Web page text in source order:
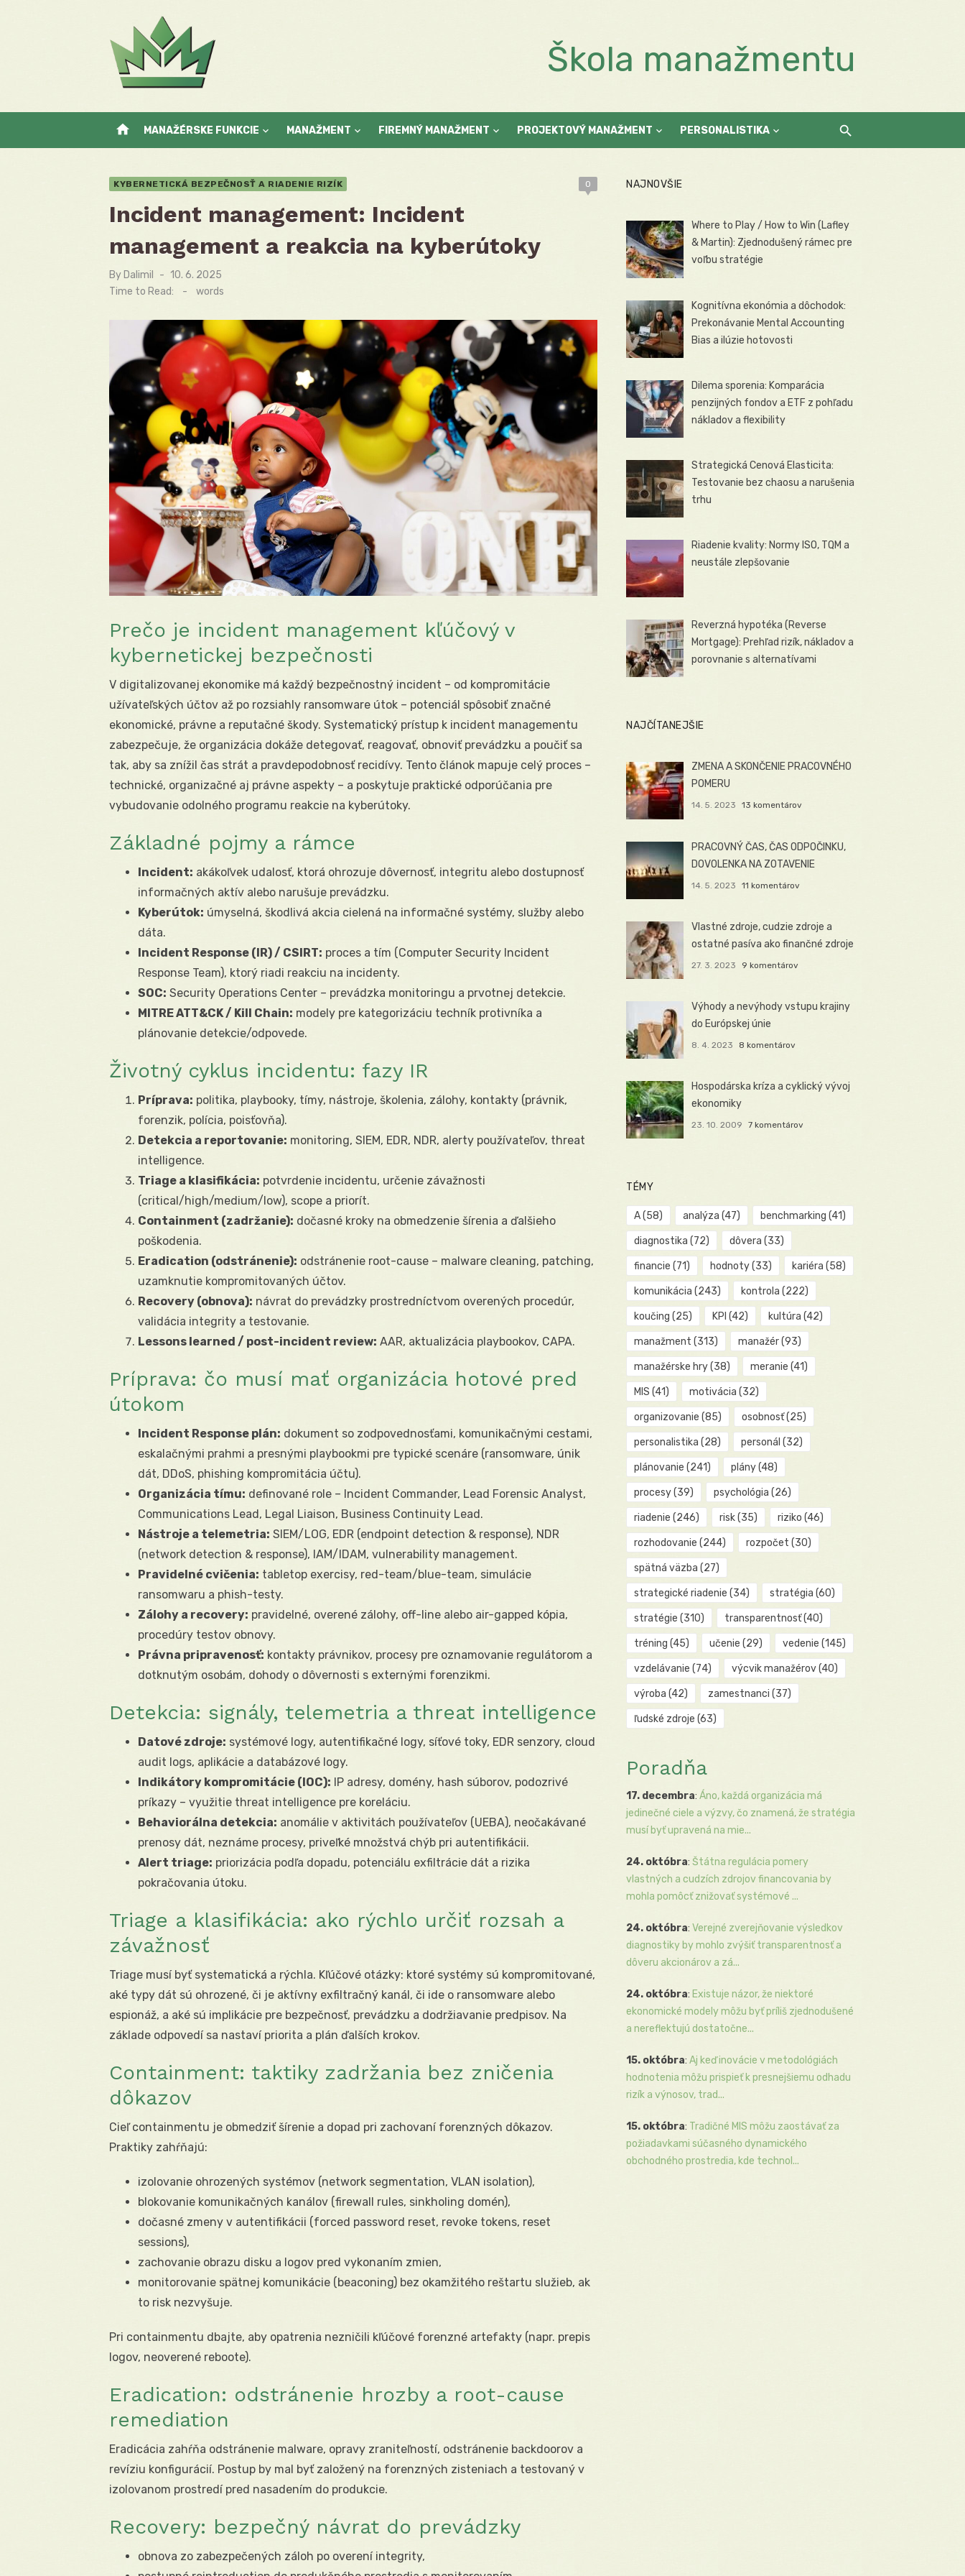
Škola manažmentu
home MANAŽÉRSKE FUNKCIE MANAŽMENT FIREMNÝ MANAŽMENT PROJEKTOVÝ MANAŽMENT PERSONALISTIKA
KYBERNETICKÁ BEZPEČNOSŤ A RIADENIE RIZÍK 0
Incident management: Incident
management a reakcia na kyberútoky
By Dalimil
Posted
on
10. 6. 2025
Time to Read:
- words
Prečo je incident management kľúčový v
kybernetickej bezpečnosti
V digitalizovanej ekonomike má každý bezpečnostný incident – od kompromitácie
užívateľských účtov až po rozsiahly ransomware útok – potenciál spôsobiť značné
ekonomické, právne a reputačné škody. Systematický prístup k incident managementu
zabezpečuje, že organizácia dokáže detegovať, reagovať, obnoviť prevádzku a poučiť sa
tak, aby sa znížil čas strát a pravdepodobnosť recidívy. Tento článok mapuje celý proces –
technické, organizačné aj právne aspekty – a poskytuje praktické odporúčania pre
vybudovanie odolného programu reakcie na kyberútoky.
Základné pojmy a rámce
Incident: akákoľvek udalosť, ktorá ohrozuje dôvernosť, integritu alebo dostupnosť
informačných aktív alebo narušuje prevádzku.
Kyberútok: úmyselná, škodlivá akcia cielená na informačné systémy, služby alebo
dáta.
Incident Response (IR) / CSIRT: proces a tím (Computer Security Incident
Response Team), ktorý riadi reakciu na incidenty.
SOC: Security Operations Center – prevádzka monitoringu a prvotnej detekcie.
MITRE ATT&CK / Kill Chain: modely pre kategorizáciu techník protivníka a
plánovanie detekcie/odpovede.
Životný cyklus incidentu: fazy IR
Príprava: politika, playbooky, tímy, nástroje, školenia, zálohy, kontakty (právnik,
forenzik, polícia, poisťovňa).
Detekcia a reportovanie: monitoring, SIEM, EDR, NDR, alerty používateľov, threat
intelligence.
Triage a klasifikácia: potvrdenie incidentu, určenie závažnosti
(critical/high/medium/low), scope a priorít.
Containment (zadržanie): dočasné kroky na obmedzenie šírenia a ďalšieho
poškodenia.
Eradication (odstránenie): odstránenie root-cause – malware cleaning, patching,
uzamknutie kompromitovaných účtov.
Recovery (obnova): návrat do prevádzky prostredníctvom overených procedúr,
validácia integrity a testovanie.
Lessons learned / post-incident review: AAR, aktualizácia playbookov, CAPA.
Príprava: čo musí mať organizácia hotové pred
útokom
Incident Response plán: dokument so zodpovednosťami, komunikačnými cestami,
eskalačnými prahmi a presnými playbookmi pre typické scenáre (ransomware, únik
dát, DDoS, phishing kompromitácia účtu).
Organizácia tímu: definované role – Incident Commander, Lead Forensic Analyst,
Communications Lead, Legal Liaison, Business Continuity Lead.
Nástroje a telemetria: SIEM/LOG, EDR (endpoint detection & response), NDR
(network detection & response), IAM/IDAM, vulnerability management.
Pravidelné cvičenia: tabletop exercisy, red-team/blue-team, simulácie
ransomwaru a phish-testy.
Zálohy a recovery: pravidelné, overené zálohy, off-line alebo air-gapped kópia,
procedúry testov obnovy.
Právna pripravenosť: kontakty právnikov, procesy pre oznamovanie regulátorom a
dotknutým osobám, dohody o dôvernosti s externými forenzikmi.
Detekcia: signály, telemetria a threat intelligence
Datové zdroje: systémové logy, autentifikačné logy, síťové toky, EDR senzory, cloud
audit logs, aplikácie a databázové logy.
Indikátory kompromitácie (IOC): IP adresy, domény, hash súborov, podozrivé
príkazy – využitie threat intelligence pre koreláciu.
Behaviorálna detekcia: anomálie v aktivitách používateľov (UEBA), neočakávané
prenosy dát, neznáme procesy, priveľké množstvá chýb pri autentifikácii.
Alert triage: priorizácia podľa dopadu, potenciálu exfiltrácie dát a rizika
pokračovania útoku.
Triage a klasifikácia: ako rýchlo určiť rozsah a
závažnosť
Triage musí byť systematická a rýchla. Kľúčové otázky: ktoré systémy sú kompromitované,
aké typy dát sú ohrozené, či je aktívny exfiltračný kanál, či ide o ransomware alebo
espionáž, a aké sú implikácie pre bezpečnosť, prevádzku a dodržiavanie predpisov. Na
základe odpovedí sa nastaví priorita a plán ďalších krokov.
Containment: taktiky zadržania bez zničenia
dôkazov
Cieľ containmentu je obmedziť šírenie a dopad pri zachovaní forenzných dôkazov.
Praktiky zahŕňajú:
izolovanie ohrozených systémov (network segmentation, VLAN isolation),
blokovanie komunikačných kanálov (firewall rules, sinkholing domén),
dočasné zmeny v autentifikácii (forced password reset, revoke tokens, reset
sessions),
zachovanie obrazu disku a logov pred vykonaním zmien,
monitorovanie spätnej komunikácie (beaconing) bez okamžitého reštartu služieb, ak
to risk nezvyšuje.
Pri containmentu dbajte, aby opatrenia nezničili kľúčové forenzné artefakty (napr. prepis
logov, neoverené reboote).
Eradication: odstránenie hrozby a root-cause
remediation
Eradicácia zahŕňa odstránenie malware, opravy zraniteľností, odstránenie backdoorov a
revíziu konfigurácií. Postup by mal byť založený na forenzných zisteniach a testovaný v
izolovanom prostredí pred nasadením do produkcie.
Recovery: bezpečný návrat do prevádzky
obnova zo zabezpečených záloh po overení integrity,
NAJNOVŠIE
Where to Play / How to Win (Lafley
& Martin): Zjednodušený rámec pre
voľbu stratégie
Kognitívna ekonómia a dôchodok:
Prekonávanie Mental Accounting
Bias a ilúzie hotovosti
Dilema sporenia: Komparácia
penzijných fondov a ETF z pohľadu
nákladov a flexibility
Strategická Cenová Elasticita:
Testovanie bez chaosu a narušenia
trhu
Riadenie kvality: Normy ISO, TQM a
neustále zlepšovanie
Reverzná hypotéka (Reverse
Mortgage): Prehľad rizík, nákladov a
porovnanie s alternatívami
NAJČÍTANEJŠIE
ZMENA A SKONČENIE PRACOVNÉHO
POMERU
14. 5. 2023 13 komentárov
PRACOVNÝ ČAS, ČAS ODPOČINKU,
DOVOLENKA NA ZOTAVENIE
14. 5. 2023 11 komentárov
Vlastné zdroje, cudzie zdroje a
ostatné pasíva ako finančné zdroje
27. 3. 2023 9 komentárov
Výhody a nevýhody vstupu krajiny
do Európskej únie
8. 4. 2023 8 komentárov
Hospodárska kríza a cyklický vývoj
ekonomiky
23. 10. 2009 7 komentárov
TÉMY
A(58) analýza (47) benchmarking (41)
diagnostika (72) dôvera (33)
financie (71) hodnoty(33) kariéra (58)
komunikácia (243) kontrola (222)
koučing (25) KPI (42) kultúra (42)
manažment (313) manažér(93)
manažérske hry(38) meranie (41)
MIS (41) motivácia (32)
organizovanie (85) osobnosť(25)
personalistika (28) personál (32)
plánovanie (241) plány(48)
procesy(39) psychológia (26)
riadenie (246) risk(35) riziko (46)
rozhodovanie (244) rozpočet (30)
spätná väzba (27)
strategické riadenie (34) stratégia (60)
stratégie (310) transparentnosť(40)
tréning (45) učenie (29) vedenie (145)
vzdelávanie (74) výcvik manažérov(40)
výroba (42) zamestnanci (37)
ľudské zdroje (63)
Poradňa
17. decembra: Áno, každá organizácia má
jedinečné ciele a výzvy, čo znamená, že stratégia
musí byť upravená na mie...
24. októbra: Štátna regulácia pomery
vlastných a cudzích zdrojov financovania by
mohla pomôcť znižovať systémové ...
24. októbra: Verejné zverejňovanie výsledkov
diagnostiky by mohlo zvýšiť transparentnosť a
dôveru akcionárov a zá...
24. októbra: Existuje názor, že niektoré
ekonomické modely môžu byť príliš zjednodušené
a nereflektujú dostatočne...
15. októbra: Aj keď inovácie v metodológiách
hodnotenia môžu prispieť k presnejšiemu odhadu
rizík a výnosov, trad...
15. októbra: Tradičné MIS môžu zaostávať za
požiadavkami súčasného dynamického
obchodného prostredia, kde technol...